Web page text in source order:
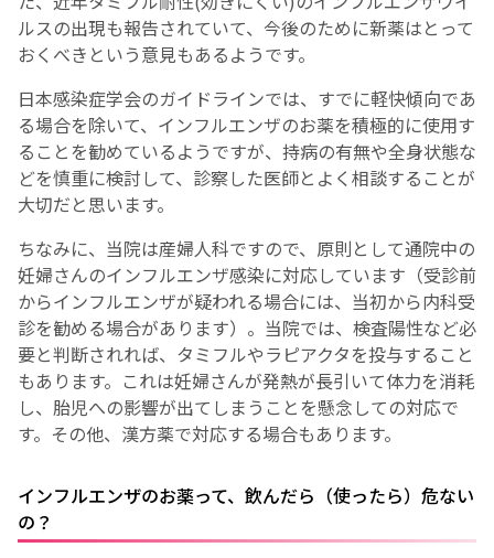
ルスの出現も報告されていて、今後のために新薬はとって
おくべきという意見もあるようです。
日本感染症学会のガイドラインでは、すでに軽快傾向であ
る場合を除いて、インフルエンザのお薬を積極的に使用す
ることを勧めているようですが、持病の有無や全身状態な
どを慎重に検討して、診察した医師とよく相談することが
大切だと思います。
ちなみに、当院は産婦人科ですので、原則として通院中の
妊婦さんのインフルエンザ感染に対応しています（受診前
からインフルエンザが疑われる場合には、当初から内科受
診を勧める場合があります）。当院では、検査陽性など必
要と判断されれば、タミフルやラピアクタを投与すること
もあります。これは妊婦さんが発熱が長引いて体力を消耗
し、胎児への影響が出てしまうことを懸念しての対応で
す。その他、漢方薬で対応する場合もあります。
インフルエンザのお薬って、飲んだら（使ったら）危ない
の？